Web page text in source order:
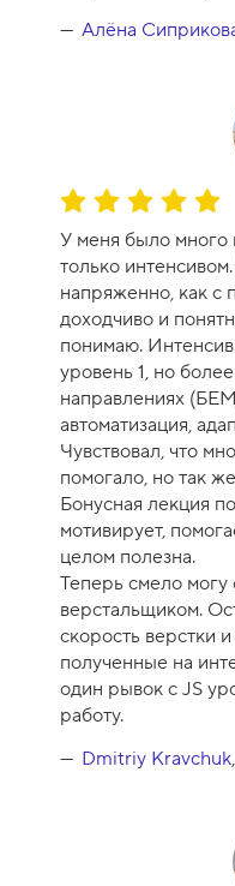
Алёна
О
е
н
к
а
к
у
р
с
-
1
0
У меня было много
только
напряженно, как с
доходчиво и
понимаю.
уровень 1, но
направлениях
автоматизация,
Чувствовал, что
помогало, но так
Бонусная лекция
мотивирует,
целом полезна.
Теперь смело могу
верстальщиком.
скорость верстки
полученные на
один рывок с JS
работу.
Dmitriy Kravchuk,